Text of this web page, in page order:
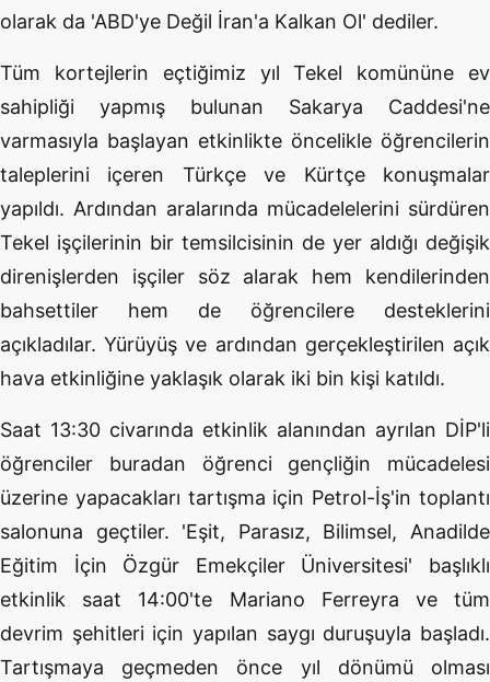
olarak da 'ABD'ye Değil İran'a Kalkan Ol' dediler.
Tüm kortejlerin eçtiğimiz yıl Tekel komününe ev
sahipliği yapmış bulunan Sakarya Caddesi'ne
varmasıyla başlayan etkinlikte öncelikle öğrencilerin
taleplerini içeren Türkçe ve Kürtçe konuşmalar
yapıldı. Ardından aralarında mücadelelerini sürdüren
Tekel işçilerinin bir temsilcisinin de yer aldığı değişik
direnişlerden işçiler söz alarak hem kendilerinden
bahsettiler hem de öğrencilere desteklerini
açıkladılar. Yürüyüş ve ardından gerçekleştirilen açık
hava etkinliğine yaklaşık olarak iki bin kişi katıldı.
Saat 13:30 civarında etkinlik alanından ayrılan DİP'li
öğrenciler buradan öğrenci gençliğin mücadelesi
üzerine yapacakları tartışma için Petrol-İş'in toplantı
salonuna geçtiler. 'Eşit, Parasız, Bilimsel, Anadilde
Eğitim İçin Özgür Emekçiler Üniversitesi' başlıklı
etkinlik saat 14:00'te Mariano Ferreyra ve tüm
devrim şehitleri için yapılan saygı duruşuyla başladı.
Tartışmaya geçmeden önce yıl dönümü olması